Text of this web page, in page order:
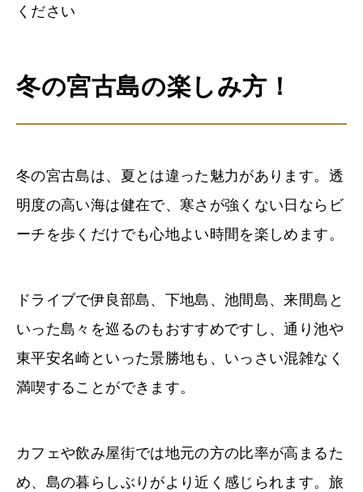
ください
冬の宮古島の楽しみ方！
冬の宮古島は、夏とは違った魅力があります。透
明度の高い海は健在で、寒さが強くない日ならビ
ーチを歩くだけでも心地よい時間を楽しめます。
ドライブで伊良部島、下地島、池間島、来間島と
いった島々を巡るのもおすすめですし、通り池や
東平安名崎といった景勝地も、いっさい混雑なく
満喫することができます。
カフェや飲み屋街では地元の方の比率が高まるた
め、島の暮らしぶりがより近く感じられます。旅